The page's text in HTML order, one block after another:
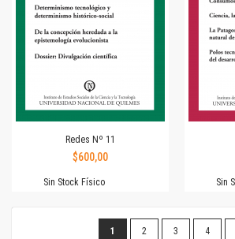
Redes Nº 11
$600,00
Sin Stock Físico Sin
Página
Estás
1 Página
2 Página
3 Página
4